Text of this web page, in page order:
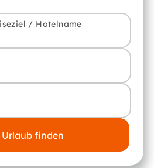
/ Hotelname
Urlaub finden